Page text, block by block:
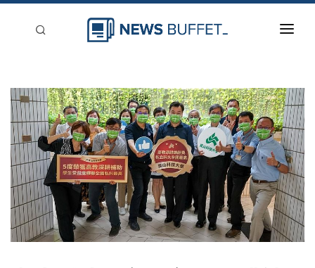
新聞稿分類
登入
刊登